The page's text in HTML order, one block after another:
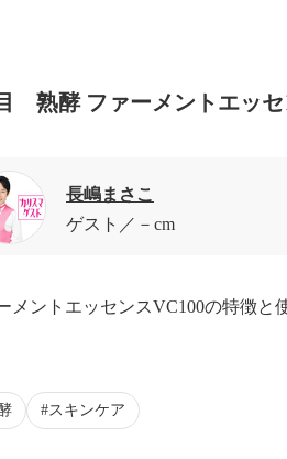
熟酵 ファーメントエッセ
長嶋まさこ
ゲスト
－cm
メントエッセンスVC100の特徴と
スキンケア